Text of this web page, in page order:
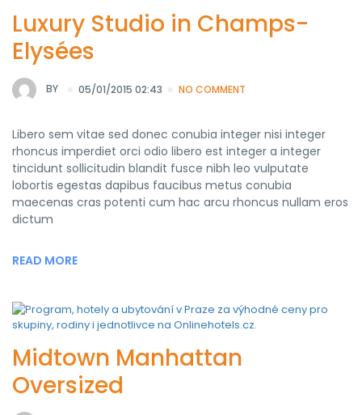
Luxury Studio in Champs-
Elysées
BY 05/01/2015 02:43 NO COMMENT
Libero sem vitae sed donec conubia integer nisi integer
rhoncus imperdiet orci odio libero est integer a integer
tincidunt sollicitudin blandit fusce nibh leo vulputate
lobortis egestas dapibus faucibus metus conubia
maecenas cras potenti cum hac arcu rhoncus nullam eros
dictum
READ MORE
Midtown Manhattan
Oversized